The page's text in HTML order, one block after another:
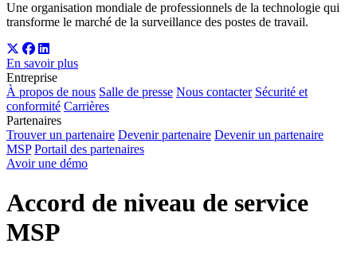
Une organisation mondiale de professionnels de la technologie qui
transforme le marché de la surveillance des postes de travail.
En savoir plus
Entreprise
À propos de nous Salle de presse Nous contacter Sécurité et
conformité Carrières
Partenaires
Trouver un partenaire Devenir partenaire Devenir un partenaire
MSP Portail des partenaires
Avoir une démo
Accord de niveau de service
MSP